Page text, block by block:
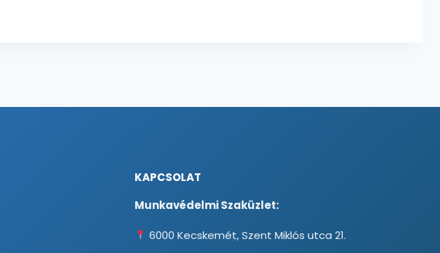
KAPCSOLAT
Munkavédelmi Szaküzlet:
6000 Kecskemét, Szent Miklós utca 21.